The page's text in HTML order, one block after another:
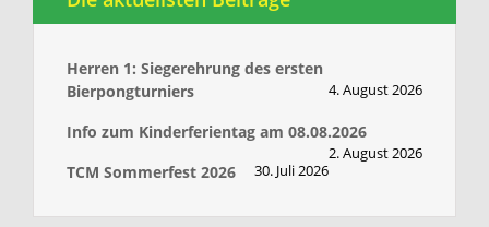
Herren 1: Siegerehrung des ersten
Bierpongturniers
4. August 2026
Info zum Kinderferientag am 08.08.2026
2. August 2026
TCM Sommerfest 2026 30. Juli 2026